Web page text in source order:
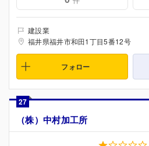
建設業
福井県福井市和田1丁目5番12号
フォロー
27
（株）中村加工所